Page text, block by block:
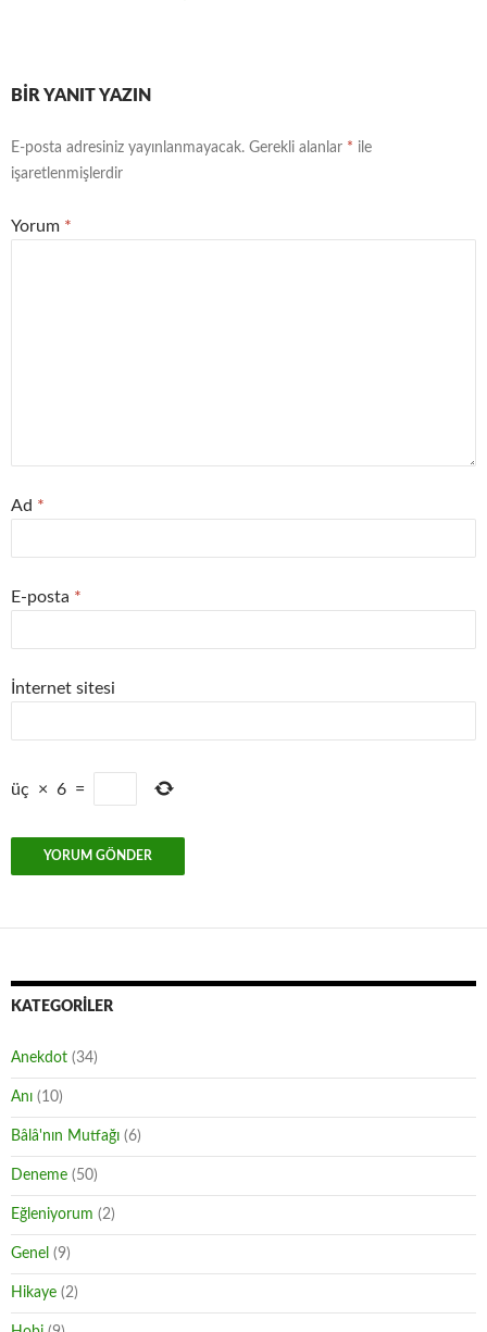
BIR YANIT YAZIN
E-posta adresiniz yayınlanmayacak. Gerekli alanlar * ile
işaretlenmişlerdir
Yorum *
Ad *
E-posta *
İnternet sitesi
üç × 6 =
KATEGORILER
Anekdot (34)
Anı (10)
Bâlâ'nın Mutfağı (6)
Deneme (50)
Eğleniyorum (2)
Genel (9)
Hikaye (2)